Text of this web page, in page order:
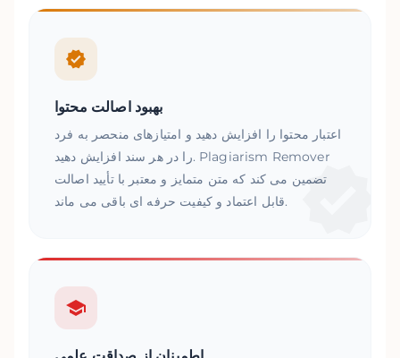
بهبود اصالت محتوا
اعتبار محتوا را افزایش دهید و امتیازهای منحصر به فرد
را در هر سند افزایش دهید. Plagiarism Remover
تضمین می کند که متن متمایز و معتبر با تأیید اصالت
قابل اعتماد و کیفیت حرفه ای باقی می ماند.